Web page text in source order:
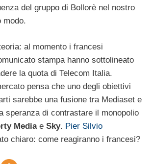
del gruppo di Bollorè nel nostro
modo.
al momento i francesi
stampa hanno sottolineato
la quota di Telecom Italia.
pensa che uno degli obiettivi
sarebbe una fusione tra Mediaset e
speranza di contrastare il monopolio
Mediae Sky. Pier Silvio
chiaro: come reagiranno i francesi?